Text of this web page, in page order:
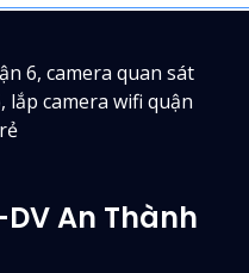
6, camera quan sát
lắp camera wifi quận
An Thành